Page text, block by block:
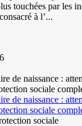
touchées par les
à l’...
de naissance :
sociale
de naissance :
sociale
sociale